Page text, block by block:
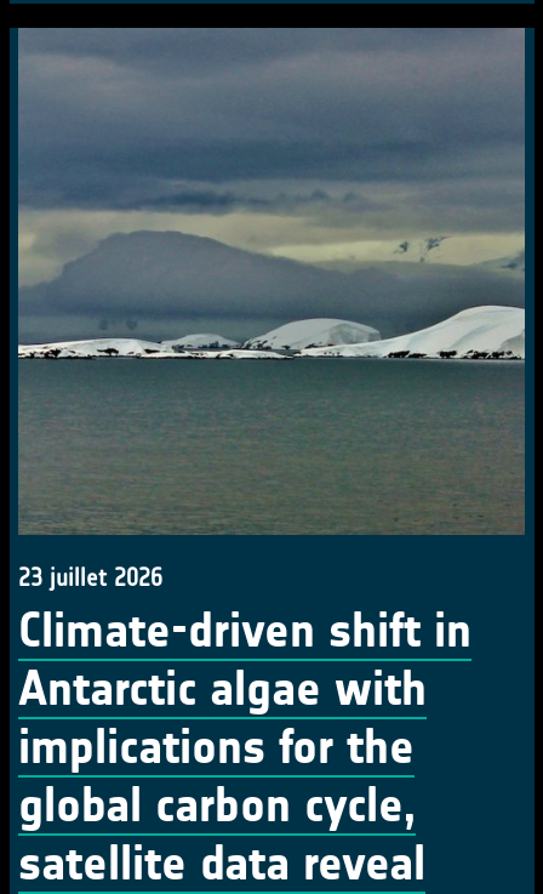
23 juillet 2026
Climate-driven shift in
Antarctic algae with
implications for the
global carbon cycle,
satellite data reveal